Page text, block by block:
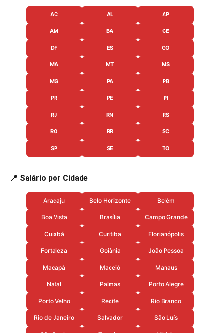
AC AL AP
AM BA CE
DF ES GO
MA MT MS
MG PA PB
PR PE PI
RJ RN RS
RO RR SC
SP SE TO
📍 Salário por Cidade
Aracaju Belo Horizonte Belém
Boa Vista Brasília Campo Grande
Cuiabá Curitiba Florianópolis
Fortaleza Goiânia João Pessoa
Macapá Maceió Manaus
Natal Palmas Porto Alegre
Porto Velho Recife Rio Branco
Rio de Janeiro Salvador São Luís